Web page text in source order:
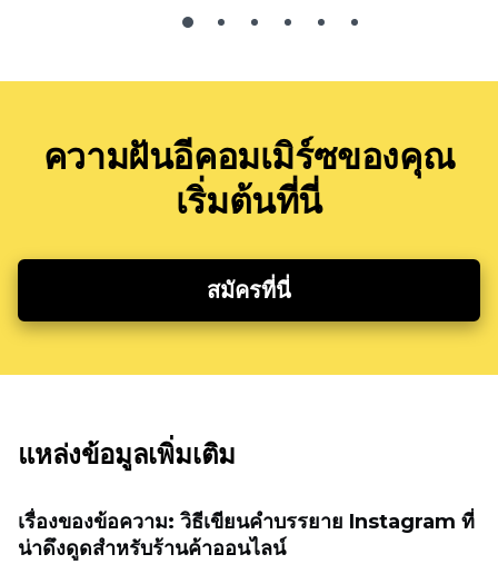
ความฝันอีคอมเมิร์ซของคุณ
เริ่มต้นที่นี่
สมัครที่นี่
แหล่งข้อมูลเพิ่มเติม
เรื่องของข้อความ: วิธีเขียนคำบรรยาย Instagram ที่
น่าดึงดูดสำหรับร้านค้าออนไลน์